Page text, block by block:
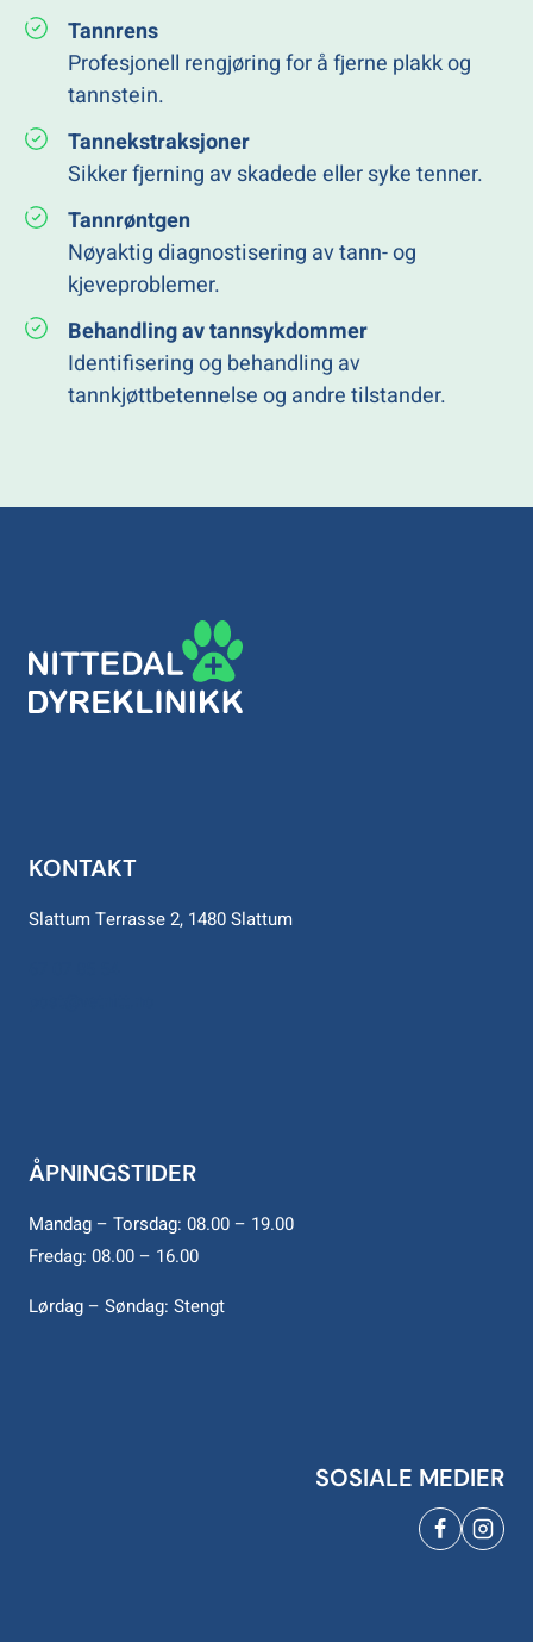
Tannrens
Profesjonell rengjøring for å fjerne plakk og
tannstein.
Tannekstraksjoner
Sikker fjerning av skadede eller syke tenner.
Tannrøntgen
Nøyaktig diagnostisering av tann- og
kjeveproblemer.
Behandling av tannsykdommer
Identifisering og behandling av
tannkjøttbetennelse og andre tilstander.
KONTAKT
Slattum Terrasse 2, 1480 Slattum
ÅPNINGSTIDER
Mandag – Torsdag: 08.00 – 19.00
Fredag: 08.00 – 16.00
Lørdag – Søndag: Stengt
SOSIALE MEDIER